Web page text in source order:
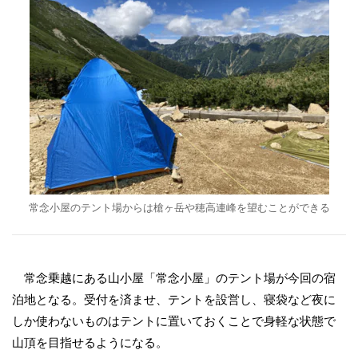
常念小屋のテント場からは槍ヶ岳や穂高連峰を望むことができる
常念乗越にある山小屋「常念小屋」のテント場が今回の宿
泊地となる。受付を済ませ、テントを設営し、寝袋など夜に
しか使わないものはテントに置いておくことで身軽な状態で
山頂を目指せるようになる。